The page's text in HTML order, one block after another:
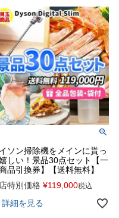
ソン掃除機をメインに貰っ
しい！景品30点セット【一
品引換券】【送料無料】
特別価格 ¥119,000税込
詳細を見る